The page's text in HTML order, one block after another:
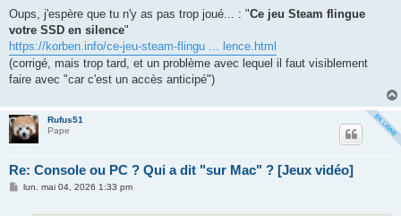
Oups, j'espère que tu n'y as pas trop joué... : "Ce jeu Steam flingue
votre SSD en silence"
https://korben.info/ce-jeu-steam-flingu ... lence.html
(corrigé, mais trop tard, et un problème avec lequel il faut visiblement
faire avec "car c'est un accès anticipé")
Rufus51
Pape
Re: Console ou PC ? Qui a dit "sur Mac" ? [Jeux vidéo]
Mlun. mai 04, 2026 1:33 pm